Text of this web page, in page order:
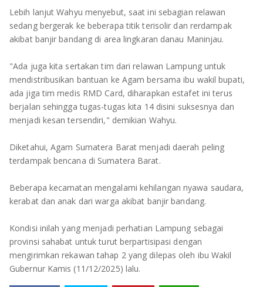
Lebih lanjut Wahyu menyebut, saat ini sebagian relawan
sedang bergerak ke beberapa titik terisolir dan rerdampak
akibat banjir bandang di area lingkaran danau Maninjau.
"Ada juga kita sertakan tim dari relawan Lampung untuk
mendistribusikan bantuan ke Agam bersama ibu wakil bupati,
ada jiga tim medis RMD Card, diharapkan estafet ini terus
berjalan sehingga tugas-tugas kita 14 disini suksesnya dan
menjadi kesan tersendiri," demikian Wahyu.
Diketahui, Agam Sumatera Barat menjadi daerah peling
terdampak bencana di Sumatera Barat.
Beberapa kecamatan mengalami kehilangan nyawa saudara,
kerabat dan anak dari warga akibat banjir bandang.
Kondisi inilah yang menjadi perhatian Lampung sebagai
provinsi sahabat untuk turut berpartisipasi dengan
mengirimkan rekawan tahap 2 yang dilepas oleh ibu Wakil
Gubernur Kamis (11/12/2025) lalu.